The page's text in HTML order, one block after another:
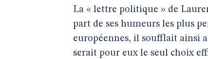
La « lettre politique » de
part de ses humeurs les plus
européennes, il soufflait ainsi
serait pour eux le seul choix